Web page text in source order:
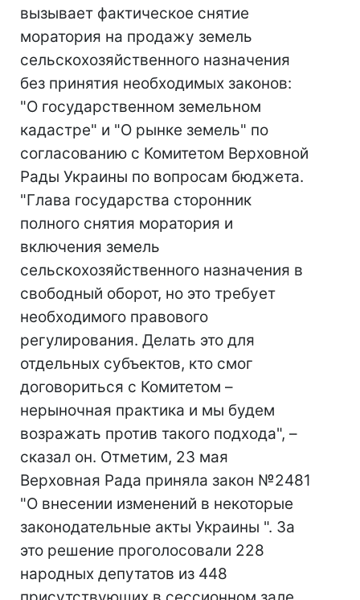
вызывает фактическое снятие
моратория на продажу земель
сельскохозяйственного назначения
без принятия необходимых законов:
"О государственном земельном
кадастре" и "О рынке земель" по
согласованию с Комитетом Верховной
Рады Украины по вопросам бюджета.
"Глава государства сторонник
полного снятия моратория и
включения земель
сельскохозяйственного назначения в
свободный оборот, но это требует
необходимого правового
регулирования. Делать это для
отдельных субъектов, кто смог
договориться с Комитетом –
нерыночная практика и мы будем
возражать против такого подхода", –
сказал он. Отметим, 23 мая
Верховная Рада приняла закон №2481
"О внесении изменений в некоторые
законодательные акты Украины ". За
это решение проголосовали 228
народных депутатов из 448